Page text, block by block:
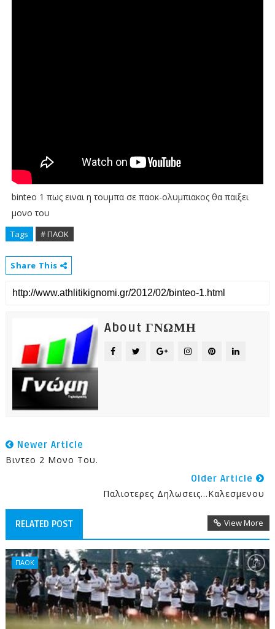
binteo 1 πως ειναι η τουμπα σε παοκ-ολυμπιακος θα παιξει
μονο του
Tags # ΠΑΟΚ
Share This
About ΓΝΩΜΗ
Newer Article
Βιντεο 2 Μονο Του.
Older Article
Παλιοτερες Δηλωσεις...καλεσμενου
RELATED POST View More
ΠΑΟΚ